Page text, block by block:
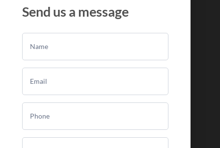
Send us a message